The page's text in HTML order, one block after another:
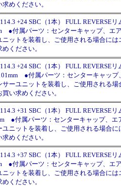
めください。
+24 SBC（1本） FULL REVERSEリ
●付属パーツ：センターキャップ、
ニットを装着し、ご使用される場合に
ください。
+24 SBC（1本） FULL REVERSEリ
●付属パーツ：センターキャッ
ーユニットを装着し、ご使用される場
い求めください。
+31 SBC（1本） FULL REVERSEリ
●付属パーツ：センターキャップ、
ニットを装着し、ご使用される場合に
めください。
+37 SBC（1本） FULL REVERSEリ
●付属パーツ：センターキャップ、
ニットを装着し、ご使用される場合に
ください。